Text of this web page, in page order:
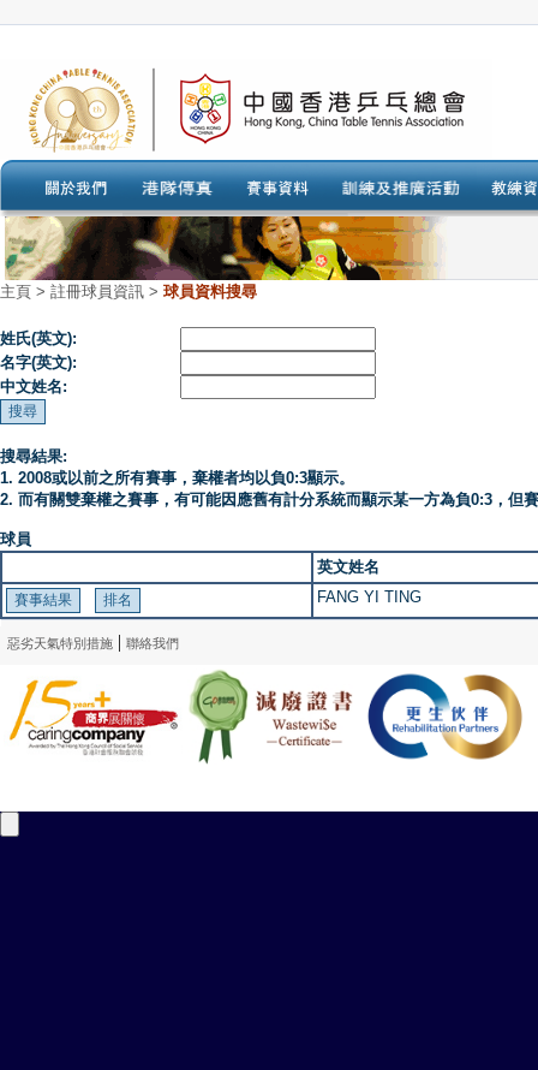
主頁 > 註冊球員資訊 > 球員資料搜尋
姓氏(英文):
名字(英文):
中文姓名:
搜尋結果:
1. 2008或以前之所有賽事，棄權者均以負0:3顯示。
2. 而有關雙棄權之賽事，有可能因應舊有計分系統而顯示某一方為負0:3，但
球員
英文姓名
FANG YI TING